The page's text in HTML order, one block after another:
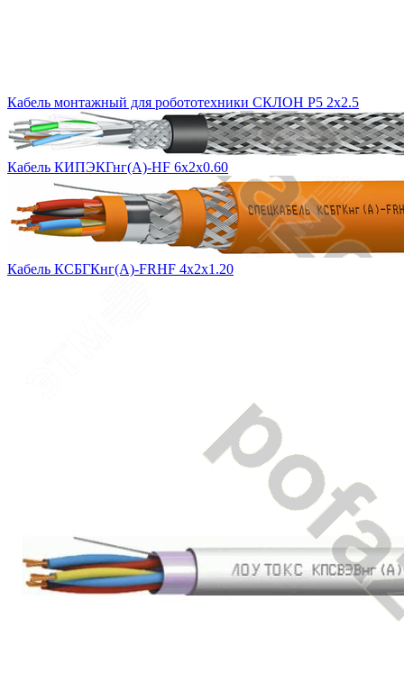
Кабель монтажный для робототехники СКЛОН Р5 2х2.5
Кабель КИПЭКГнг(А)-HF 6х2х0.60
Кабель КСБГКнг(А)-FRHF 4х2х1.20